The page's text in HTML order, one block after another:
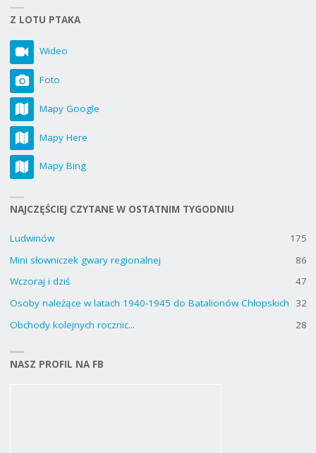
Z LOTU PTAKA
Wideo
Foto
Mapy Google
Mapy Here
Mapy Bing
NAJCZĘŚCIEJ CZYTANE W OSTATNIM TYGODNIU
Ludwinów
175
Mini słowniczek gwary regionalnej
86
Wczoraj i dziś
47
Osoby należące w latach 1940-1945 do Batalionów Chłopskich
32
Obchody kolejnych rocznic...
28
NASZ PROFIL NA FB